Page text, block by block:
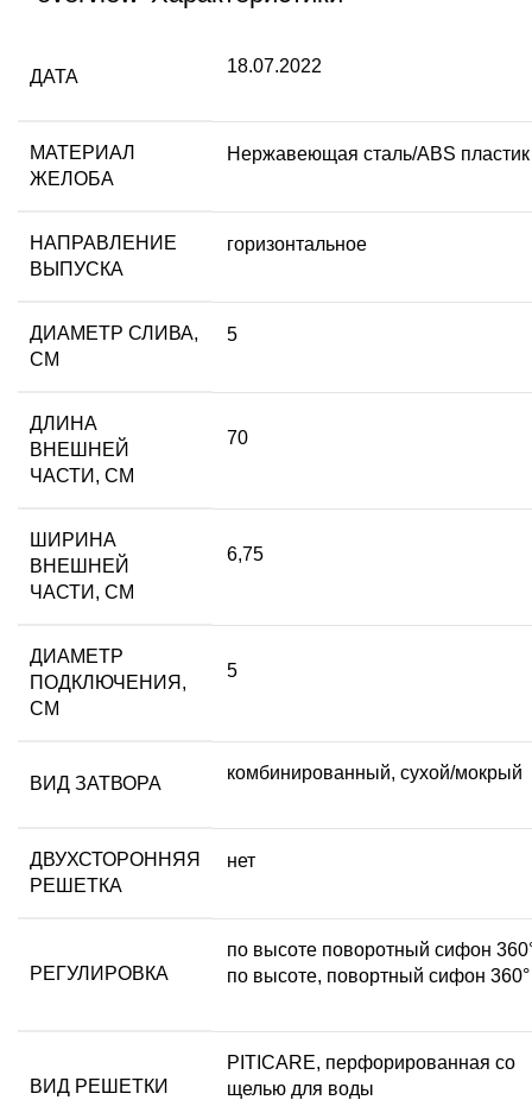
ДАТА
18.07.2022
МАТЕРИАЛ
ЖЕЛОБА
Нержавеющая сталь/ABS пластик
НАПРАВЛЕНИЕ
ВЫПУСКА
горизонтальное
ДИАМЕТР СЛИВА,
СМ
5
ДЛИНА
ВНЕШНЕЙ
ЧАСТИ, СМ
70
ШИРИНА
ВНЕШНЕЙ
ЧАСТИ, СМ
6,75
ДИАМЕТР
ПОДКЛЮЧЕНИЯ,
СМ
5
ВИД ЗАТВОРА
комбинированный, сухой/мокрый
ДВУХСТОРОННЯЯ
РЕШЕТКА
нет
РЕГУЛИРОВКА
по высоте поворотный сифон
по высоте, повортный сифон 360°
ВИД РЕШЕТКИ
PITICARE, перфорированная со
щелью для воды